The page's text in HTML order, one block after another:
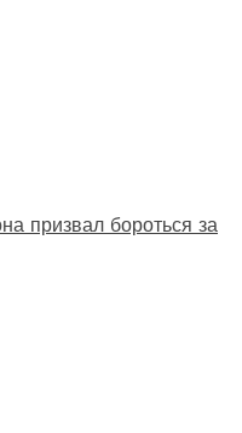
призвал бороться за